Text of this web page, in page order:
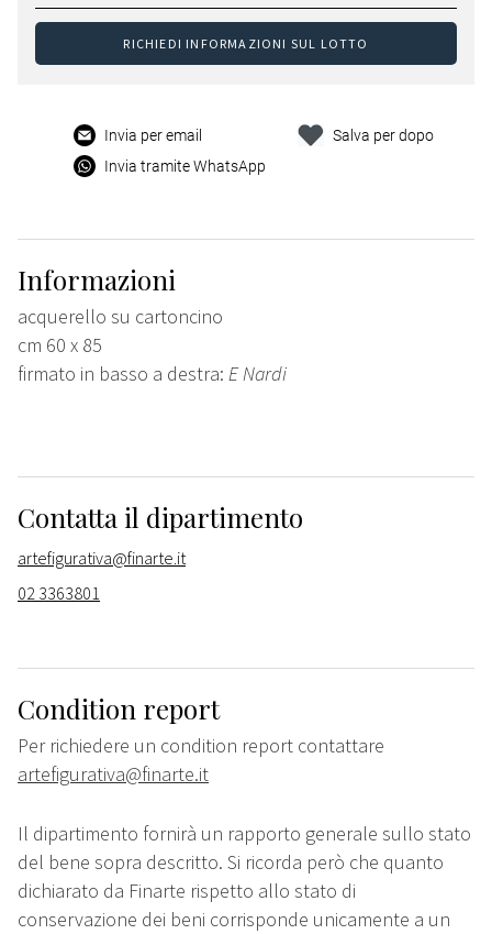
RICHIEDI INFORMAZIONI SUL LOTTO
Invia per email
Invia tramite WhatsApp
Salva per dopo
Informazioni
acquerello su cartoncino
cm 60 x 85
firmato in basso a destra: E Nardi
Contatta il dipartimento
artefigurativa@finarte.it
02 3363801
Condition report
Per richiedere un condition report contattare
artefigurativa@finarte.it
Il dipartimento fornirà un rapporto generale sullo stato
del bene sopra descritto. Si ricorda però che quanto
dichiarato da Finarte rispetto allo stato di
conservazione dei beni corrisponde unicamente a un